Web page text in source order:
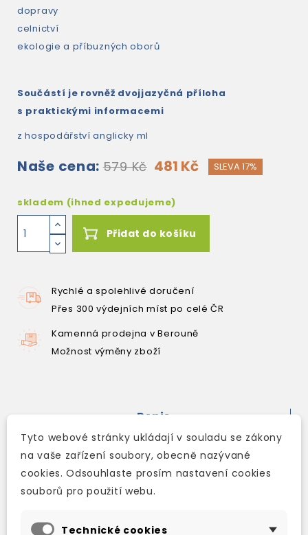
dopravy
celnictví
ekologie a příbuzných oborů
Součástí je rovněž dvojjazyčná příloha
s praktickými informacemi
z hospodářství anglicky ml
Naše cena: 579 Kč 481 Kč SLEVA 17%
skladem (ihned expedujeme)
Přidat do košíku
Rychlé a spolehlivé doručení
Přes 300 výdejních míst po celé ČR
Kamenná prodejna v Berouně
Možnost výměny zboží
Popis
Detaily produktu
Ve slovníku se nachází 45 000 hesel
slovní zásoby z oblastí
ekonomie
Tyto webové stránky ukládají v souladu se zákony
na vaše zařízení soubory, obecně nazývané
cookies. Odsouhlaste prosím nastavení cookies
souborů pro použití webu.
Technické cookies